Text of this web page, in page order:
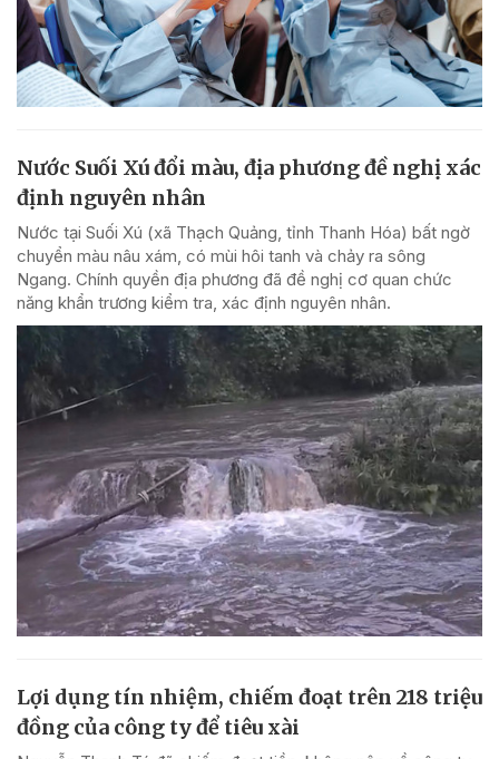
Nước Suối Xú đổi màu, địa phương đề nghị xác
định nguyên nhân
Nước tại Suối Xú (xã Thạch Quảng, tỉnh Thanh Hóa) bất ngờ
chuyển màu nâu xám, có mùi hôi tanh và chảy ra sông
Ngang. Chính quyền địa phương đã đề nghị cơ quan chức
năng khẩn trương kiểm tra, xác định nguyên nhân.
Lợi dụng tín nhiệm, chiếm đoạt trên 218 triệu
đồng của công ty để tiêu xài